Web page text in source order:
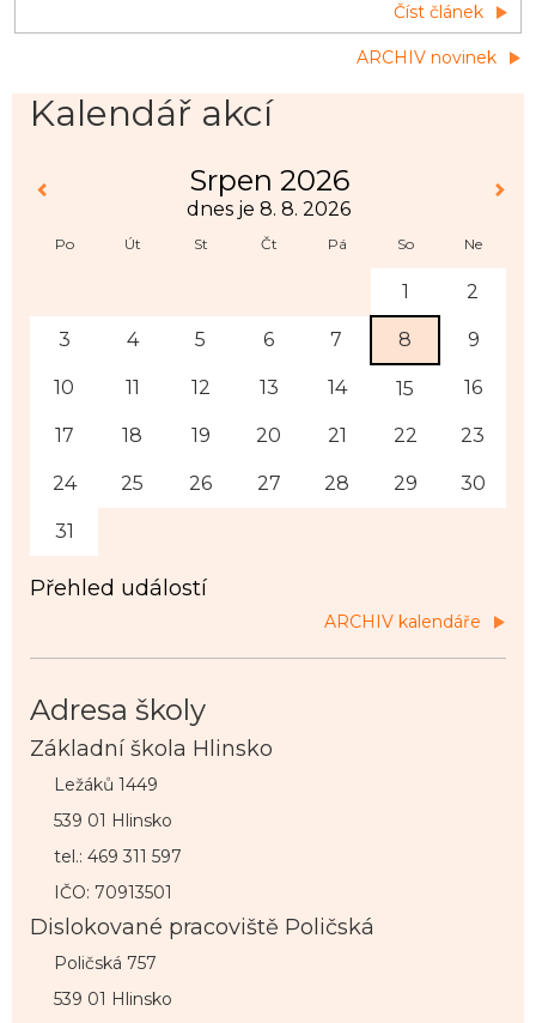
žáků – přijďte si užít Den vítězství a zároveň pomoci
dobré věci!
Číst článek
ARCHIV novinek
Kalendář akcí
Srpen 2026
dnes je 8. 8. 2026
Po Út St Čt Pá So Ne
1 2
3 4 5 6 7 8 9
10 11 12 13 14 15 16
17 18 19 20 21 22 23
24 25 26 27 28 29 30
31
Přehled událostí
ARCHIV kalendáře
Adresa školy
Základní škola Hlinsko
Ležáků 1449
539 01 Hlinsko
tel.: 469 311 597
IČO: 70913501
Dislokované pracoviště Poličská
Poličská 757
539 01 Hlinsko